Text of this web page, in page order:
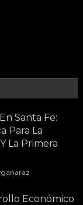
Santa Fe:
Para La
La Primera
Económico